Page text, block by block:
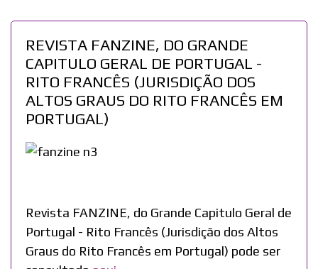
REVISTA FANZINE, DO GRANDE
CAPITULO GERAL DE PORTUGAL -
RITO FRANCÊS (JURISDIÇÃO DOS
ALTOS GRAUS DO RITO FRANCÊS EM
PORTUGAL)
Revista FANZINE, do Grande Capitulo Geral de
Portugal - Rito Francês (Jurisdição dos Altos
Graus do Rito Francês em Portugal) pode ser